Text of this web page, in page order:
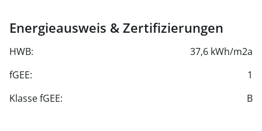
Energieausweis & Zertifizierungen
HWB:
37,6 kWh/m2a
fGEE:
1
Klasse fGEE:
B